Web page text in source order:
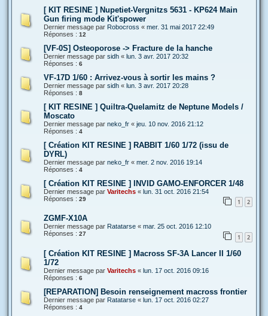
[ KIT RESINE ] Nupetiet-Vergnitzs 5631 - KP624 Main
Gun firing mode Kit'spower
Dernier message par Robocross « mer. 31 mai 2017 22:49
Réponses : 12
[VF-0S] Osteoporose -> Fracture de la hanche
Dernier message par sidh « lun. 3 avr. 2017 20:32
Réponses : 6
VF-17D 1/60 : Arrivez-vous à sortir les mains ?
Dernier message par sidh « lun. 3 avr. 2017 20:28
Réponses : 8
[ KIT RESINE ] Quiltra-Quelamitz de Neptune Models /
Moscato
Dernier message par neko_fr « jeu. 10 nov. 2016 21:12
Réponses : 4
[ Création KIT RESINE ] RABBIT 1/60 1/72 (issu de
DYRL)
Dernier message par neko_fr « mer. 2 nov. 2016 19:14
Réponses : 4
[ Création KIT RESINE ] INVID GAMO-ENFORCER 1/48
Dernier message par Varitechs « lun. 31 oct. 2016 21:54
Réponses : 29 1 2
ZGMF-X10A
Dernier message par Ratatarse « mar. 25 oct. 2016 12:10
Réponses : 27 1 2
[ Création KIT RESINE ] Macross SF-3A Lancer II 1/60
1/72
Dernier message par Varitechs « lun. 17 oct. 2016 09:16
Réponses : 6
[REPARATION] Besoin renseignement macross frontier
Dernier message par Ratatarse « lun. 17 oct. 2016 02:27
Réponses : 4